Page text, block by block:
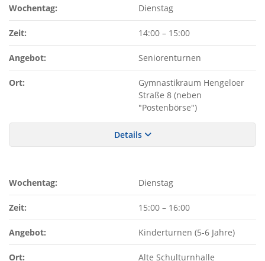
Wochentag: Dienstag
Zeit: 14:00 – 15:00
Angebot: Seniorenturnen
Ort:
Gymnastikraum Hengeloer
Straße 8 (neben
"Postenbörse")
Details
Wochentag: Dienstag
Zeit: 15:00 – 16:00
Angebot: Kinderturnen (5-6 Jahre)
Ort: Alte Schulturnhalle